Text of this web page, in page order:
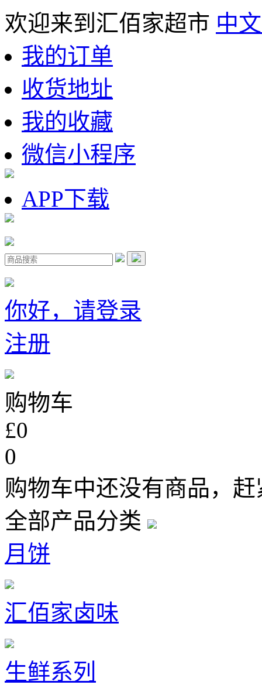
欢迎来到汇佰家超市 中
我的订单
收货地址
我的收藏
微信小程序
APP下载
你好，请登录
注册
购物车
£0
0
购物车中还没有商品，
全部产品分类
月饼
汇佰家卤味
生鲜系列